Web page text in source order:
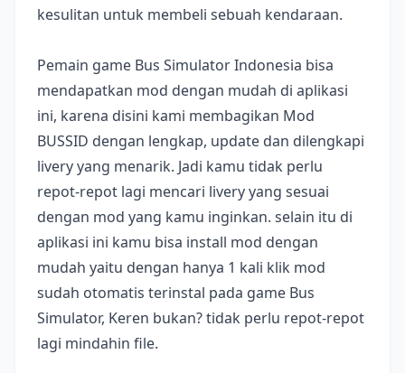
kesulitan untuk membeli sebuah kendaraan.
Pemain game Bus Simulator Indonesia bisa
mendapatkan mod dengan mudah di aplikasi
ini, karena disini kami membagikan Mod
BUSSID dengan lengkap, update dan dilengkapi
livery yang menarik. Jadi kamu tidak perlu
repot-repot lagi mencari livery yang sesuai
dengan mod yang kamu inginkan. selain itu di
aplikasi ini kamu bisa install mod dengan
mudah yaitu dengan hanya 1 kali klik mod
sudah otomatis terinstal pada game Bus
Simulator, Keren bukan? tidak perlu repot-repot
lagi mindahin file.